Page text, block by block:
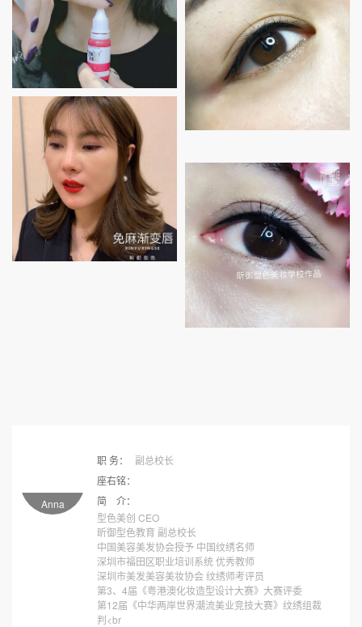
Anna
职 务：
副总校长
座右铭：
简 介：
型色美创 CEO
昕御型色教育 副总校长
中国美容美发协会授予 中国纹绣名师
深圳市福田区职业培训系统 优秀教师
深圳市美发美容美妆协会 纹绣师考评员
第3、4届《粤港澳化妆造型设计大赛》大赛评委
第12届《中华两岸世界潮流美业竞技大赛》纹绣组裁
判<br